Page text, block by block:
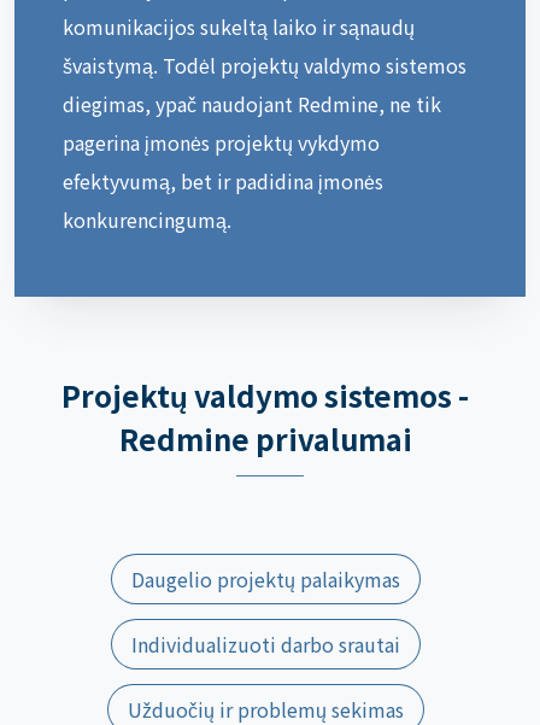
komunikacijos sukeltą laiko ir sąnaudų
švaistymą. Todėl projektų valdymo sistemos
diegimas, ypač naudojant Redmine, ne tik
pagerina įmonės projektų vykdymo
efektyvumą, bet ir padidina įmonės
konkurencingumą.
Projektų valdymo sistemos -
Redmine privalumai
Daugelio projektų palaikymas
Individualizuoti darbo srautai
Užduočių ir problemų sekimas